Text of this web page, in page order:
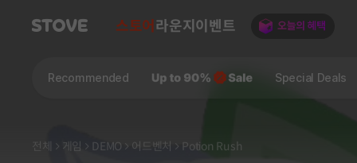
스토어 라운지 이벤트
Recommended Special Deals
전체 게임 DEMO 어드벤처 Potion Rush